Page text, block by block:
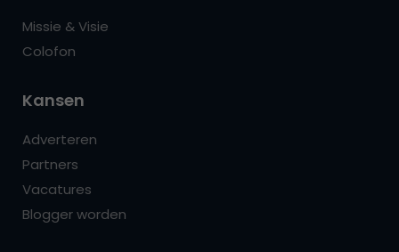
Missie & Visie
Colofon
Kansen
Adverteren
Partners
Vacatures
Blogger worden